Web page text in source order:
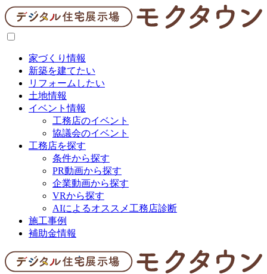
家づくり情報
新築を建てたい
リフォームしたい
土地情報
イベント情報
工務店のイベント
協議会のイベント
工務店を探す
条件から探す
PR動画から探す
企業動画から探す
VRから探す
AIによるオススメ工務店診断
施工事例
補助金情報